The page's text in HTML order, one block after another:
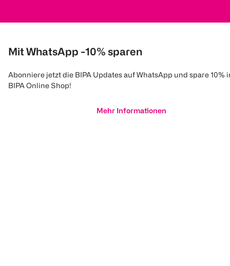
Mit WhatsApp -10% sparen
Abonniere jetzt die BIPA Updates auf WhatsApp und spare 10%
BIPA Online Shop!
Mehr Informationen